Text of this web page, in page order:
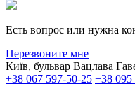
Есть вопрос или нужна
Перезвоните мне
Київ, бульвар Вацлава
+38 067 597-50-25 +38 095